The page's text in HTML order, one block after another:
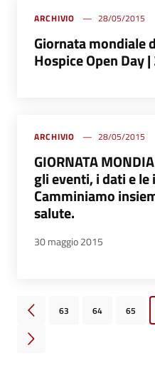
ARCHIVIO 28/05/2015
Giornata mondiale
Hospice Open Day
ARCHIVIO 28/05/2015
GIORNATA
gli eventi, i dati e
Camminiamo
salute.
30 maggio 2015
Pagina precedente
63 64 65
Pagina successiva